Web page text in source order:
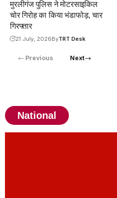
मुरलीगंज पुलिस ने मोटरसाइकिल
चोर गिरोह का किया भंडाफोड़, चार
गिरफ्तार
21 July, 2026ByTRT Desk
Previous Next
National